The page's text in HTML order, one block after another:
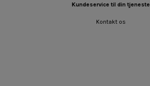
Kundeservice til din tjeneste
Kontakt os